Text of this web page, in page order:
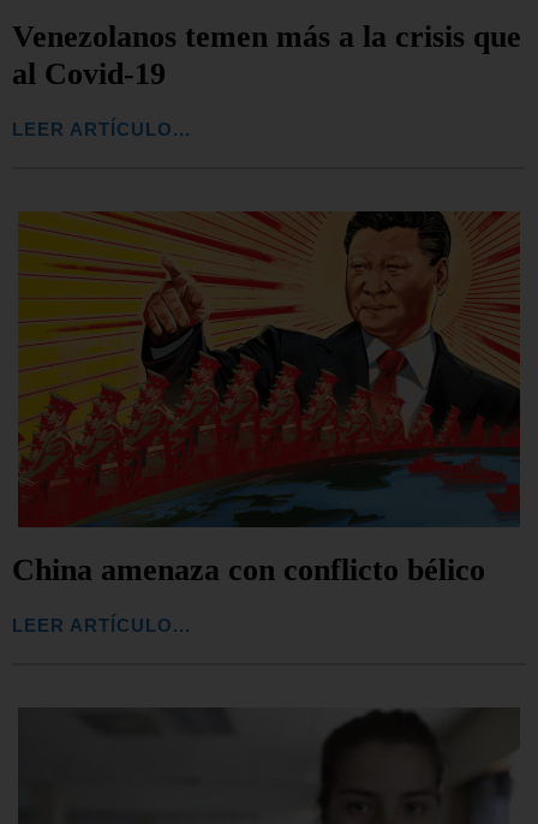
Venezolanos temen más a la crisis que
al Covid-19
LEER ARTÍCULO...
China amenaza con conflicto bélico
LEER ARTÍCULO...